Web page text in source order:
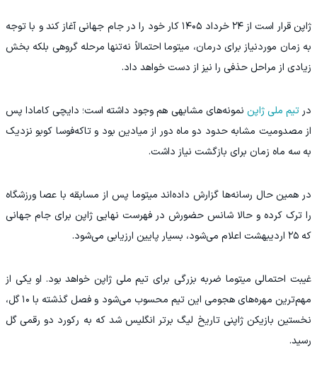
ژاپن قرار است از ۲۴ خرداد ۱۴۰۵ کار خود را در جام جهانی آغاز کند و با توجه
به زمان موردنیاز برای درمان، میتوما احتمالاً نه‌تنها مرحله گروهی بلکه بخش
زیادی از مراحل حذفی را نیز از دست خواهد داد.
درتیم ملی ژاپن نمونه‌های مشابهی هم وجود داشته است؛ دایچی کامادا پس
از مصدومیت مشابه حدود دو ماه دور از میادین بود و تاکه‌فوسا کوبو نزدیک
به سه ماه زمان برای بازگشت نیاز داشت.
در همین حال رسانه‌ها گزارش داده‌اند میتوما پس از مسابقه با عصا ورزشگاه
را ترک کرده و حالا شانس حضورش در فهرست نهایی ژاپن برای جام جهانی
که ۲۵ اردیبهشت اعلام می‌شود، بسیار پایین ارزیابی می‌شود.
غیبت احتمالی میتوما ضربه بزرگی برای تیم ملی ژاپن خواهد بود. او یکی از
مهم‌ترین مهره‌های هجومی این تیم محسوب می‌شود و فصل گذشته با ۱۰ گل،
نخستین بازیکن ژاپنی تاریخ لیگ برتر انگلیس شد که به رکورد دو رقمی گل
رسید.